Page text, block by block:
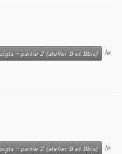
– partie 2 (atelier B et Bbis)
le
– partie 2 (atelier B et Bbis)
le